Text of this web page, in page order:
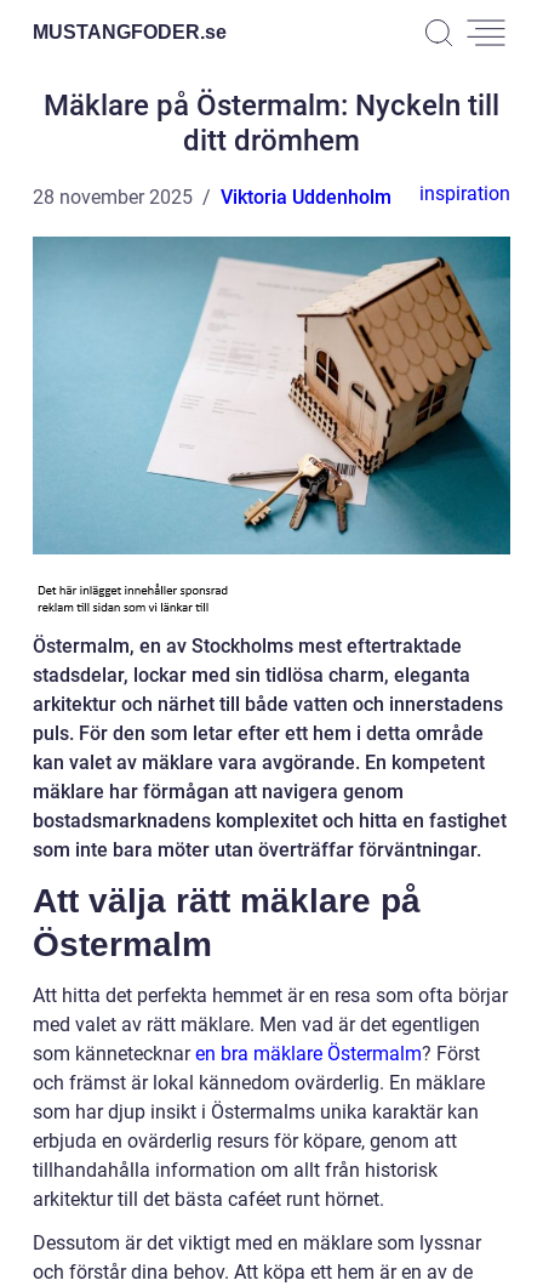
MUSTANGFODER.se
Mäklare på Östermalm: Nyckeln till
ditt drömhem
28 november 2025 Viktoria Uddenholm inspiration
Östermalm, en av Stockholms mest eftertraktade
stadsdelar, lockar med sin tidlösa charm, eleganta
arkitektur och närhet till både vatten och innerstadens
puls. För den som letar efter ett hem i detta område
kan valet av mäklare vara avgörande. En kompetent
mäklare har förmågan att navigera genom
bostadsmarknadens komplexitet och hitta en fastighet
som inte bara möter utan överträffar förväntningar.
Att välja rätt mäklare på
Östermalm
Att hitta det perfekta hemmet är en resa som ofta börjar
med valet av rätt mäklare. Men vad är det egentligen
som kännetecknaren bra mäklare Östermalm? Först
och främst är lokal kännedom ovärderlig. En mäklare
som har djup insikt i Östermalms unika karaktär kan
erbjuda en ovärderlig resurs för köpare, genom att
tillhandahålla information om allt från historisk
arkitektur till det bästa caféet runt hörnet.
Dessutom är det viktigt med en mäklare som lyssnar
och förstår dina behov. Att köpa ett hem är en av de